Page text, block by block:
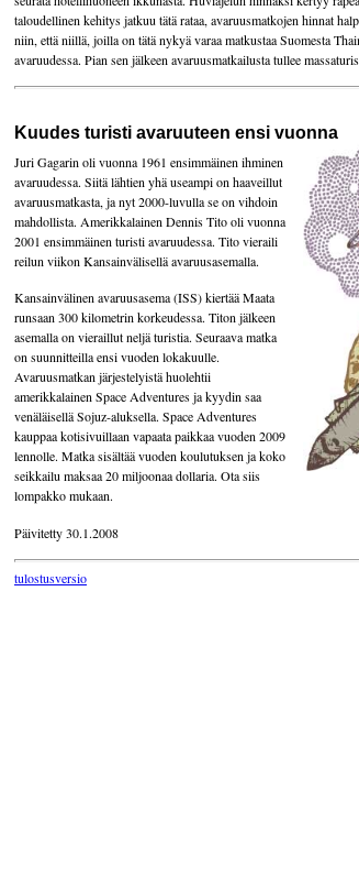
taloudellinen kehitys jatkuu tätä rataa, avaruusmatkojen hinnat
niin, että niillä, joilla on tätä nykyä varaa matkustaa Suomesta
avaruudessa. Pian sen jälkeen avaruusmatkailusta tullee
Kuudes turisti avaruuteen ensi vuonna
Juri Gagarin oli vuonna 1961 ensimmäinen ihminen
avaruudessa. Siitä lähtien yhä useampi on haaveillut
avaruusmatkasta, ja nyt 2000-luvulla se on vihdoin
mahdollista. Amerikkalainen Dennis Tito oli vuonna
2001 ensimmäinen turisti avaruudessa. Tito vieraili
reilun viikon Kansainvälisellä avaruusasemalla.
Kansainvälinen avaruusasema (ISS) kiertää Maata
runsaan 300 kilometrin korkeudessa. Titon jälkeen
asemalla on vieraillut neljä turistia. Seuraava matka
on suunnitteilla ensi vuoden lokakuulle.
Avaruusmatkan järjestelyistä huolehtii
amerikkalainen Space Adventures ja kyydin saa
venäläisellä Sojuz-aluksella. Space Adventures
kauppaa kotisivuillaan vapaata paikkaa vuoden 2009
lennolle. Matka sisältää vuoden koulutuksen ja koko
seikkailu maksaa 20 miljoonaa dollaria. Ota siis
lompakko mukaan.
Päivitetty 30.1.2008
tulostusversio